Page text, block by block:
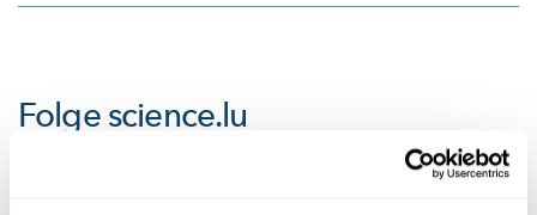
Folgescience.lu